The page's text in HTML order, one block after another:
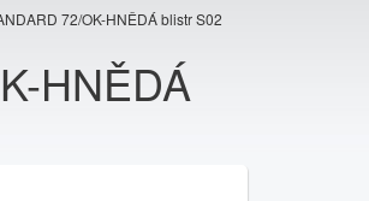
72/OK-HNĚDÁ blistr S02
HNĚDÁ